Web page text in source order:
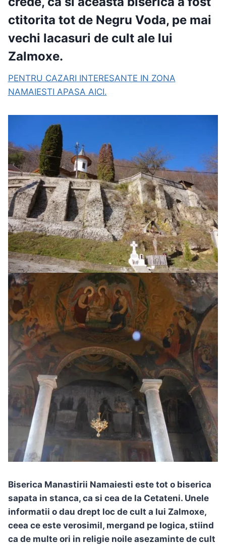
ctitorita tot de Negru Voda, pe mai
vechi lacasuri de cult ale lui
Zalmoxe.
PENTRU CAZARI INTERESANTE IN ZONA
NAMAIESTI APASA AICI.
Biserica Manastirii Namaiesti este tot o biserica
sapata in stanca, ca si cea de la Cetateni. Unele
informatii o dau drept loc de cult a lui Zalmoxe,
ceea ce este verosimil, mergand pe logica, stiind
ca de multe ori in religie noile asezaminte de cult